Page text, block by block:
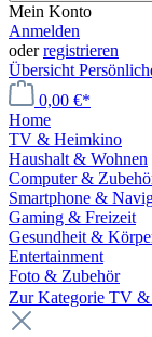
Mein Konto
Anmelden
oderregistrieren
Übersicht
0,00 €*
Home
TV & Heimkino
Haushalt & Wohnen
Computer &
Smartphone &
Gaming & Freizeit
Gesundheit &
Entertainment
Foto & Zubehör
Zur Kategorie TV